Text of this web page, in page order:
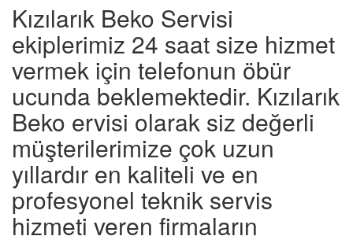
Kızılarık Beko Servisi
ekiplerimiz 24 saat size hizmet
vermek için telefonun öbür
ucunda beklemektedir. Kızılarık
Beko ervisi olarak siz değerli
müşterilerimize çok uzun
yıllardır en kaliteli ve en
profesyonel teknik servis
hizmeti veren firmaların